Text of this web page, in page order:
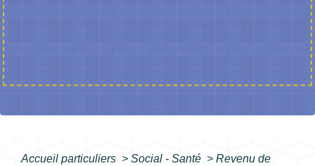
Accueil particuliers > Social - Santé > Revenu de